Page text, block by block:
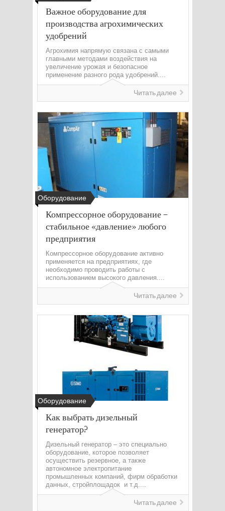
Важное оборудование для
производства агрохимических
удобрений
Агрохимия напрямую связана с самыми
главными методами воздействия на
увеличение урожая и безопасное
применение разного рода удобрений....
Читать далее
Оборудование
Компрессорное оборудование –
стабильное «давление» любого
предприятия
Компрессорное оборудование активно
применяется на предприятиях, где
необходимо проводить работы с
использованием высокого давления....
Читать далее
Оборудование
Как выбрать дизельный
генератор?
Дизельный генератор – это специально
оборудование, которое позволяет
осуществить резервное, а также
автономное электропитание
промышленных компаний, фирм обработки
данных, стройплощадок и т.д....
Читать далее